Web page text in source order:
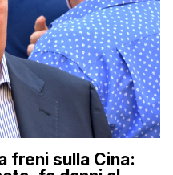
freni sulla Cina: